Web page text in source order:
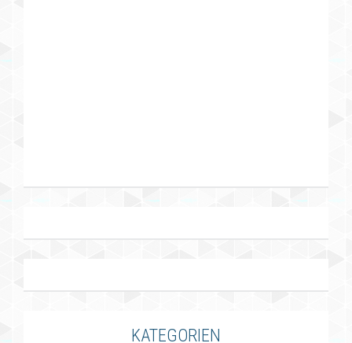
KATEGORIEN